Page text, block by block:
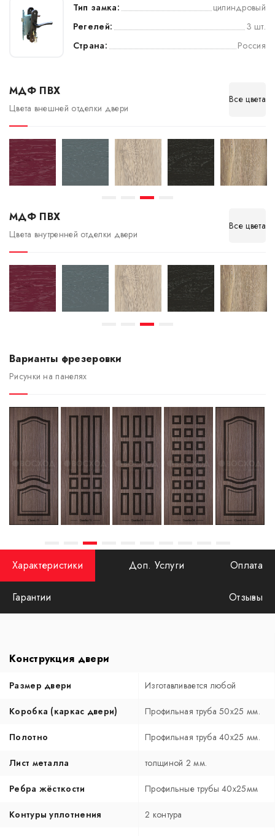
Тип замка:
цилиндровый
Регелей:
3 шт.
Страна:
Россия
МДФ ПВХ
Цвета внешней отделки двери
Все цвета
МДФ ПВХ
Цвета внутренней отделки двери
Все цвета
Варианты фрезеровки
Рисунки на панелях
Характеристики Доп. Услуги Оплата
Гарантии Отзывы
Конструкция двери
Размер двери Изготавливается любой
Коробка (каркас двери) Профильная труба 50х25 мм.
Полотно Профильная труба 40х25 мм.
Лист металла толщиной 2 мм.
Ребра жёсткости Профильные трубы 40х25мм
Контуры уплотнения 2 контура